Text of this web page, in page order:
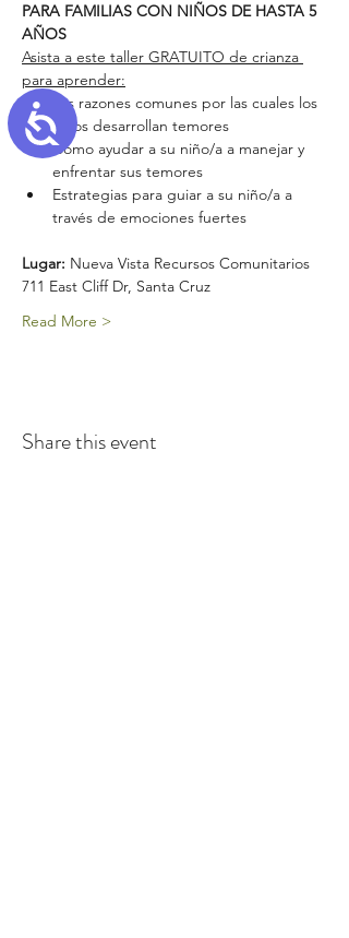
Accessibility
PARA FAMILIAS CON NIÑOS DE HASTA 5
AÑOS
Asista a este taller GRATUITO de crianza
para aprender:
Las razones comunes por las cuales los
niños desarrollan temores
Cómo ayudar a su niño/a a manejar y
enfrentar sus temores
Estrategias para guiar a su niño/a a
través de emociones fuertes
Lugar: Nueva Vista Recursos Comunitarios
711 East Cliff Dr, Santa Cruz
Read More >
Share this event